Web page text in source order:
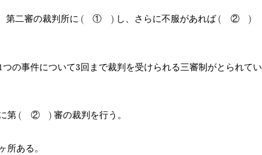
第二審の裁判所に ① し、さらに不服があれば
②
つの事件について3回まで裁判を受けられる三審制がとられてい
第 ② 審の裁判を行う。
ヶ所ある。